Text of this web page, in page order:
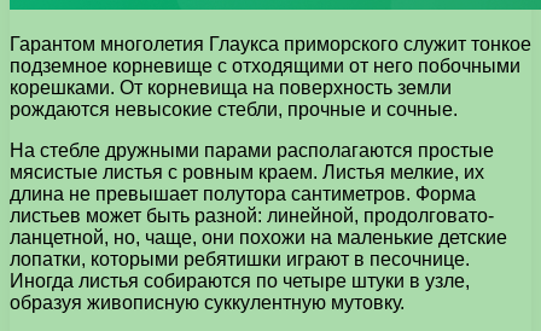
Гарантом многолетия Глаукса приморского служит тонкое
подземное корневище с отходящими от него побочными
корешками. От корневища на поверхность земли
рождаются невысокие стебли, прочные и сочные.
На стебле дружными парами располагаются простые
мясистые листья с ровным краем. Листья мелкие, их
длина не превышает полутора сантиметров. Форма
листьев может быть разной: линейной, продолговато-
ланцетной, но, чаще, они похожи на маленькие детские
лопатки, которыми ребятишки играют в песочнице.
Иногда листья собираются по четыре штуки в узле,
образуя живописную суккулентную мутовку.